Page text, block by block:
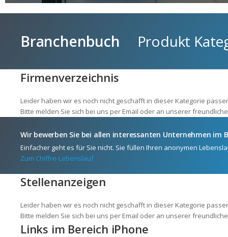
Branchenbuch Produkt
Firmenverzeichnis
Leider haben wir es noch nicht geschafft in dieser Kategorie
Bitte melden Sie sich bei uns per Email oder an unserer
Wir bewerben Sie bei allen interessanten Unternehmen im
Einfacher geht es für Sie nicht. Sie füllen Ihren anonymen
Zum Chiffre-Lebenslauf
Stellenanzeigen
Leider haben wir es noch nicht geschafft in dieser Kategorie
Bitte melden Sie sich bei uns per Email oder an unserer
Links im Bereich iPhone